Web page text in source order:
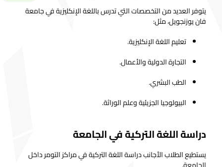
يتوفر العديد من التخصصات التي تدرس باللغة الإنكليزية في جامعة
فان يوزنجويل، مثل:
تعليم اللغة الإنكليزية.
التجارة الدولية والأعمال.
الطب البشري.
البيولوجيا الجزيئية وعلم الوراثة.
دراسة اللغة التركية في الجامعة
يستطيع الطلاب الأجانب دراسة اللغة التركية في مراكز التومر داخل